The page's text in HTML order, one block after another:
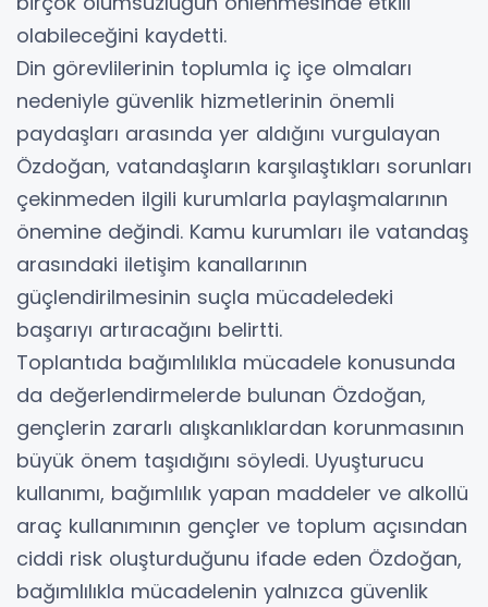
olabileceğini kaydetti.
Din görevlilerinin toplumla iç içe olmaları
nedeniyle güvenlik hizmetlerinin önemli
paydaşları arasında yer aldığını vurgulayan
Özdoğan, vatandaşların karşılaştıkları sorunları
çekinmeden ilgili kurumlarla paylaşmalarının
önemine değindi. Kamu kurumları ile vatandaş
arasındaki iletişim kanallarının
güçlendirilmesinin suçla mücadeledeki
başarıyı artıracağını belirtti.
Toplantıda bağımlılıkla mücadele konusunda
da değerlendirmelerde bulunan Özdoğan,
gençlerin zararlı alışkanlıklardan korunmasının
büyük önem taşıdığını söyledi. Uyuşturucu
kullanımı, bağımlılık yapan maddeler ve alkollü
araç kullanımının gençler ve toplum açısından
ciddi risk oluşturduğunu ifade eden Özdoğan,
bağımlılıkla mücadelenin yalnızca güvenlik